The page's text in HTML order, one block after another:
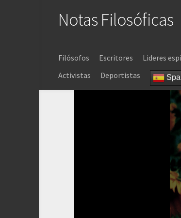
Notas Filosóficas
Filósofos Escritores Lideres
Activistas
Deportistas